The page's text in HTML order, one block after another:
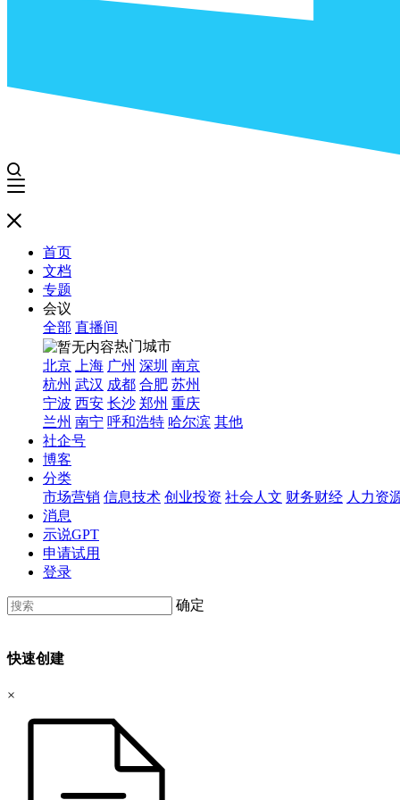
首页
文档
专题
会议
全部 直播间
热门城市
北京
上海 广州 深圳 南京
杭州 武汉 成都 合肥 苏州
宁波 西安 长沙 郑州 重庆
兰州 南宁 呼和浩特 哈尔滨 其他
社企号
博客
分类
市场营销 信息技术 创业投资 社会人文 财务财经 人力资
消息
示说GPT
申请试用
登录
确定
快速创建
×